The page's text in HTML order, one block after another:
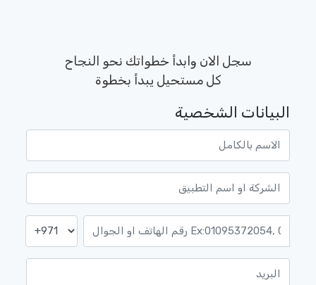
سجل الان وابدأ خطواتك نحو النجاح
كل مستحيل يبدأ بخطوة
البيانات الشخصية